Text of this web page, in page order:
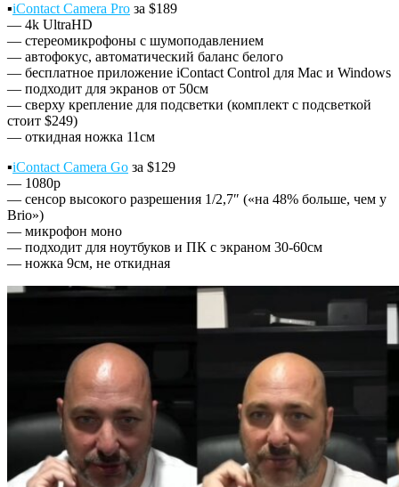
▪️iContact Camera Pro за $189
— 4k UltraHD
— стереомикрофоны с шумоподавлением
— автофокус, автоматический баланс белого
— бесплатное приложение iContact Control для Mac и Windows
— подходит для экранов от 50см
— сверху крепление для подсветки (комплект с подсветкой
стоит $249)
— откидная ножка 11см
▪️iContact Camera Go за $129
— 1080p
— сенсор высокого разрешения 1/2,7″ («на 48% больше, чем у
Brio»)
— микрофон моно
— подходит для ноутбуков и ПК с экраном 30-60см
— ножка 9см, не откидная